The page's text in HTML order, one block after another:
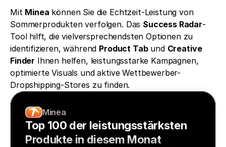
Mit Minea können Sie die Echtzeit-Leistung von
Sommerprodukten verfolgen. Das Success Radar-
Tool hilft, die vielversprechendsten Optionen zu
identifizieren, während Product Tab und Creative
Finder Ihnen helfen, leistungsstarke Kampagnen,
optimierte Visuals und aktive Wettbewerber-
Dropshipping-Stores zu finden.
Minea
Top 100 der leistungsstärksten
Produkte in diesem Monat